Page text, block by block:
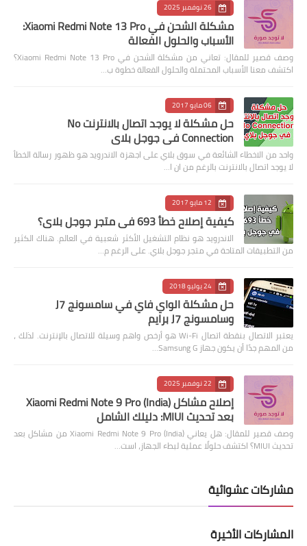
26 نوفمبر 2025
مشكلة الشحن في Xiaomi Redmi Note 13 Pro:
الأسباب والحلول الفعالة
وصف قصير للمقال: تعاني من مشكلة الشحن في Xiaomi Redmi Note 13 Pro؟
اكتشف معنا الأسباب المحتملة والحلول الفعالة خطوة ب…
06 مايو 2017
حل مشكلة لا يوجد اتصال بالانترنت No
Connection في جوجل بلاي
واحد من الاخطاء الشائعة في سوق بلاي على اجهزة الاندرويد هو ظهور رسالة الخطأ
لا يوجد اتصال بالانترنت بالرغم من ان ا…
12 مايو 2017
كيفية إصلاح خطأ 693 في متجر جوجل بلاي؟
الاندرويد هو نظام التشغيل الأكثر شعبية في العالم. هناك الكثير
من التطبيقات المتاحة في متجر جوجل بلاي. على الرغم م…
24 يوليو 2018
حل مشكلة الواي فاي في سامسونج J7
وسامسونج J7 برايم
يعتبر الاتصال بنقطة اتصال Wi-Fi هو أرخص واهم وسيلة للاتصال بالإنترنت. لذلك ،
من المهم جدًا أن يكون جهاز Samsung G…
22 نوفمبر 2025
إصلاح مشاكل Xiaomi Redmi Note 9 Pro (India)
بعد تحديث MIUI: دليلك الشامل
وصف قصير للمقال: هل يعاني Xiaomi Redmi Note 9 Pro (India) من مشاكل بعد
تحديث MIUI؟ اكتشف حلولًا عملية لبطء الجهاز، است…
مشاركات عشوائية
المشاركات الأخيرة